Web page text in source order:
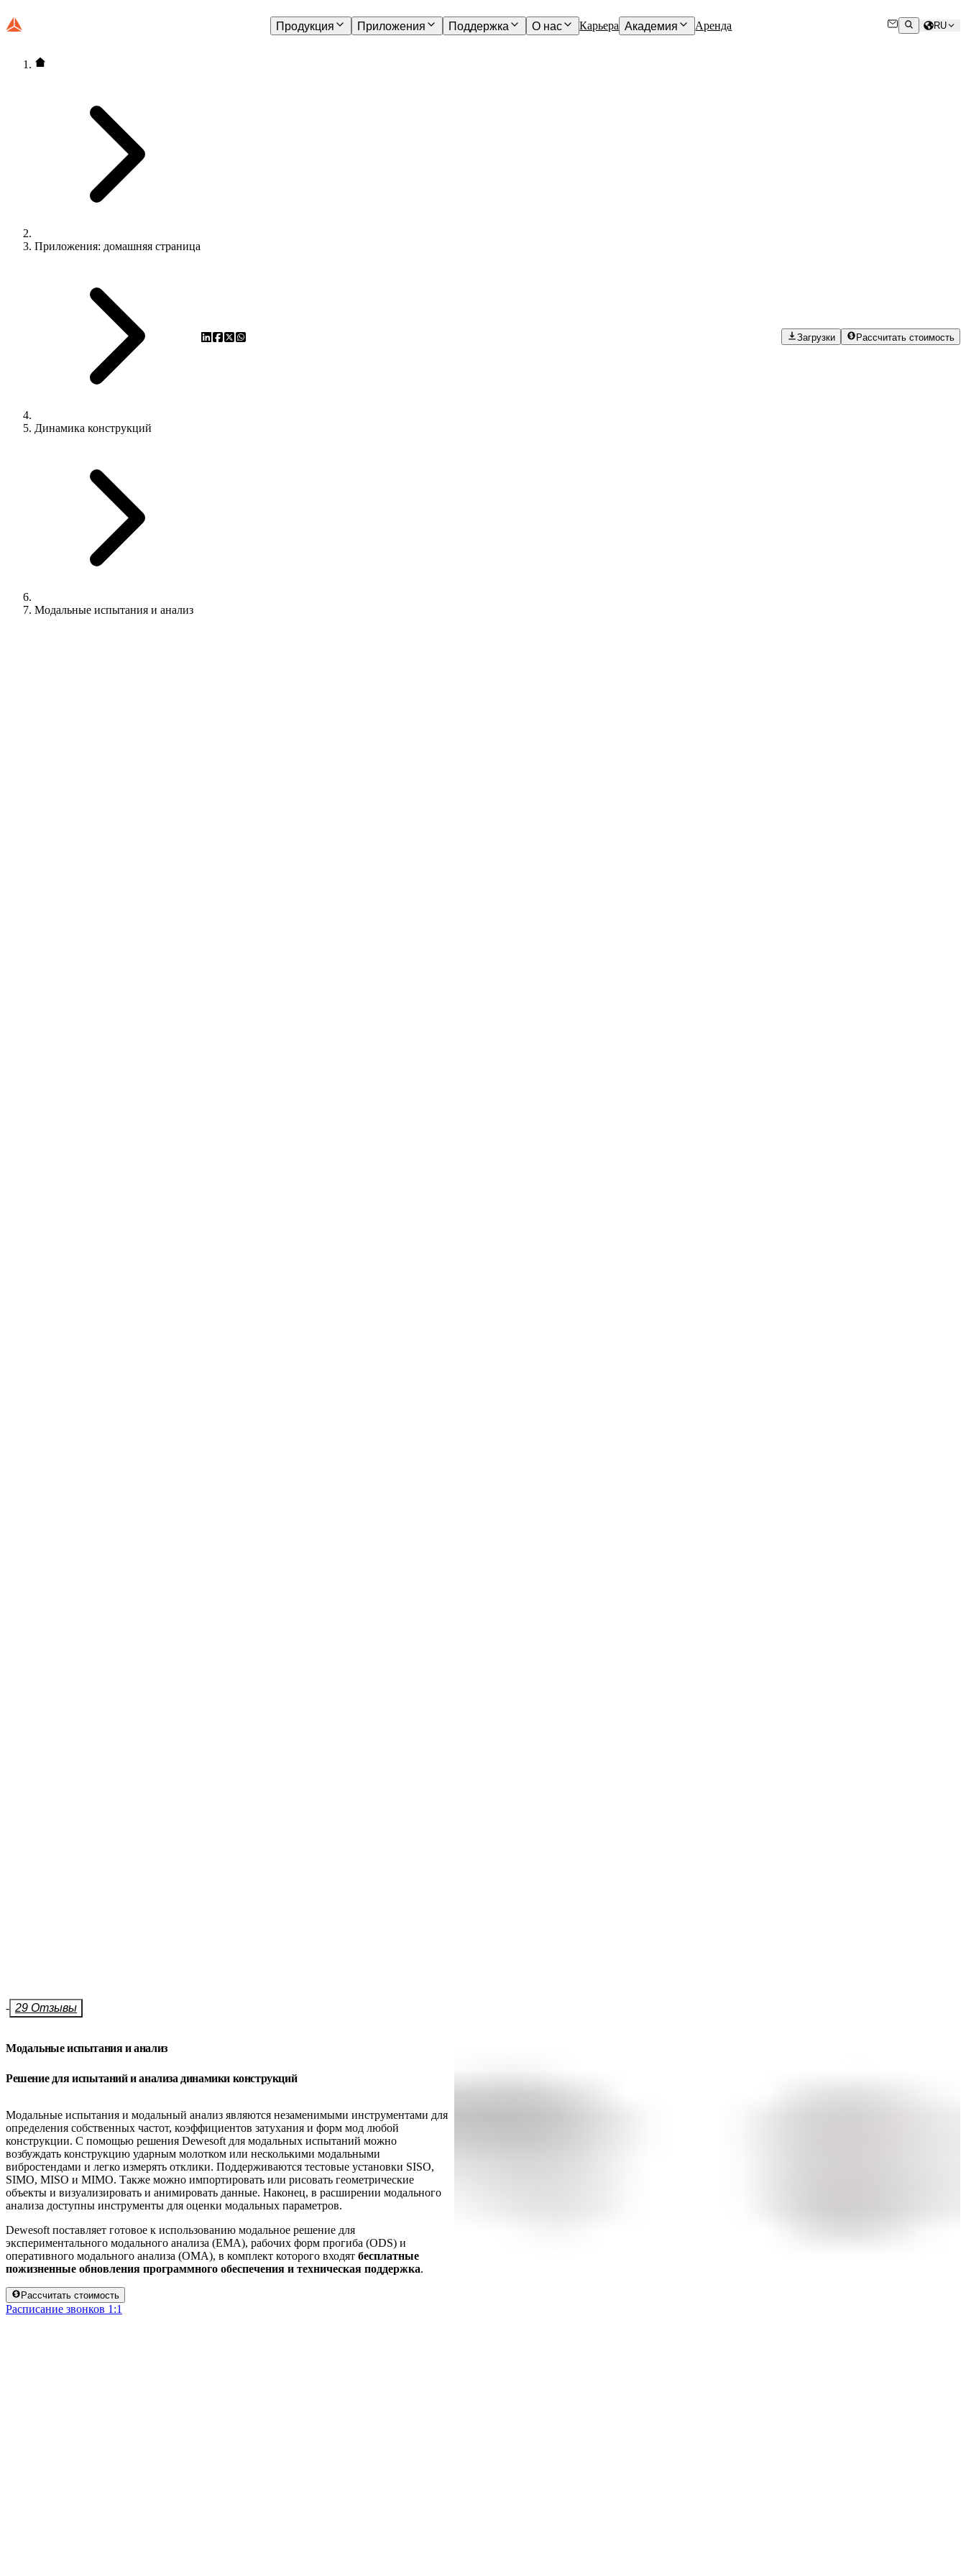
Продукция Приложения Поддержка О нас Карьера Академия Аренда RU
Приложения: домашняя страница
Динамика конструкций
Модальные испытания и анализ
Загрузки Рассчитать стоимость
- 29 Отзывы
Модальные испытания и анализ
Решение для испытаний и анализа динамики конструкций
Модальные испытания и модальный анализ являются незаменимыми инструментами для
определения собственных частот, коэффициентов затухания и форм мод любой
конструкции. С помощью решения Dewesoft для модальных испытаний можно
возбуждать конструкцию ударным молотком или несколькими модальными
вибростендами и легко измерять отклики. Поддерживаются тестовые установки SISO,
SIMO, MISO и MIMO. Также можно импортировать или рисовать геометрические
объекты и визуализировать и анимировать данные. Наконец, в расширении модального
анализа доступны инструменты для оценки модальных параметров.
Dewesoft поставляет готовое к использованию модальное решение для
экспериментального модального анализа (EMA), рабочих форм прогиба (ODS) и
оперативного модального анализа (OMA), в комплект которого входятбесплатные
пожизненные обновления программного обеспечения и техническая поддержка.
Рассчитать стоимость
Расписание звонков 1:1